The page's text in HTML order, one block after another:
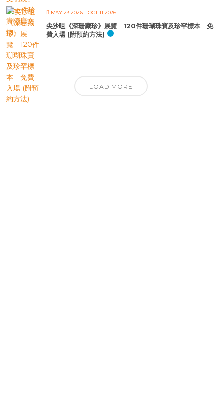
MAY 23 2026 - OCT 11 2026
尖沙咀《深珊藏珍》展覽 120件珊瑚珠寶及珍罕標本 免
費入場 (附預約方法)
LOAD MORE